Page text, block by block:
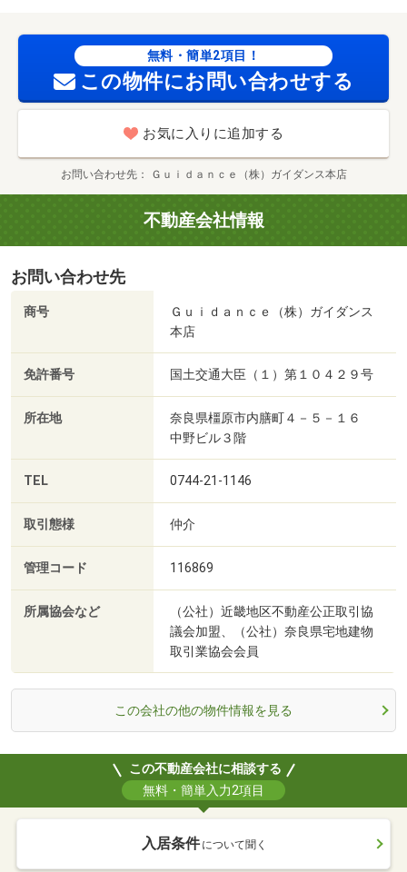
無料・簡単2項目！
この物件にお問い合わせする
お気に入りに追加する
お問い合わせ先 Ｇｕｉｄａｎｃｅ（株）ガイダンス本店
不動産会社情報
お問い合わせ先
商号
Ｇｕｉｄａｎｃｅ（株）ガイダンス
本店
免許番号 国土交通大臣（１）第１０４２９号
所在地
奈良県橿原市内膳町４－５－１６
中野ビル３階
TEL 0744-21-1146
取引態様 仲介
管理コード 116869
所属協会など
（公社）近畿地区不動産公正取引協
議会加盟、（公社）奈良県宅地建物
取引業協会会員
この会社の他の物件情報を見る
この不動産会社に相談する
無料・簡単入力2項目
入居条件 について聞く